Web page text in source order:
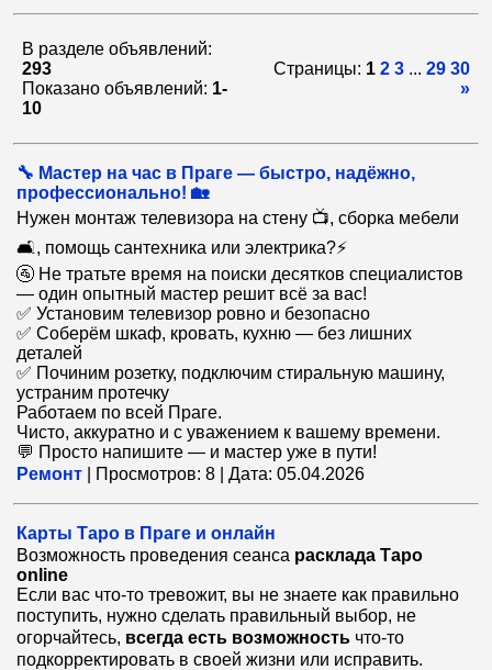
В разделе объявлений:
293
Показано объявлений: 1-
10
Страницы: 1 2 3 ... 29 30
»
🔧 Мастер на час в Праге — быстро, надёжно,
профессионально! 🏡
Нужен монтаж телевизора на стену 📺, сборка мебели
🛋️, помощь сантехника или электрика?⚡
🚰 Не тратьте время на поиски десятков специалистов
— один опытный мастер решит всё за вас!
✅ Установим телевизор ровно и безопасно
✅ Соберём шкаф, кровать, кухню — без лишних
деталей
✅ Починим розетку, подключим стиральную машину,
устраним протечку
Работаем по всей Праге.
Чисто, аккуратно и с уважением к вашему времени.
💬 Просто напишите — и мастер уже в пути!
Ремонт
Просмотров: 8 Дата: 05.04.2026
Карты Таро в Праге и онлайн
Возможность проведения сеанса расклада Таро
online
Если вас что-то тревожит, вы не знаете как правильно
поступить, нужно сделать правильный выбор, не
огорчайтесь, всегда есть возможность что-то
подкорректировать в своей жизни или исправить.